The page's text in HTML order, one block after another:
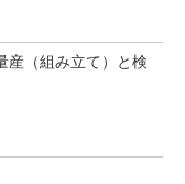
産（組み立て）と検